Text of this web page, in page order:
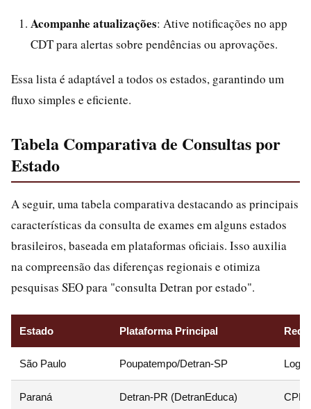
Acompanhe atualizações: Ative notificações no app
CDT para alertas sobre pendências ou aprovações.
Essa lista é adaptável a todos os estados, garantindo um
fluxo simples e eficiente.
Tabela Comparativa de Consultas por
Estado
A seguir, uma tabela comparativa destacando as principais
características da consulta de exames em alguns estados
brasileiros, baseada em plataformas oficiais. Isso auxilia
na compreensão das diferenças regionais e otimiza
pesquisas SEO para "consulta Detran por estado".
Estado Plataforma Principal
São Paulo Poupatempo/Detran-SP
Paraná Detran-PR (DetranEduca) CPF